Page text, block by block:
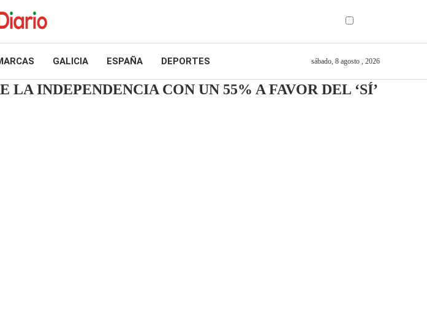
GALICIA ESPAÑA DEPORTES sábado, 8 agosto , 2026
LA INDEPENDENCIA CON UN 55% A FAVOR DEL ‘SÍ’